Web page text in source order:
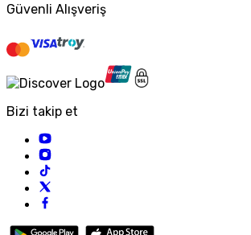
Güvenli Alışveriş
Bizi takip et